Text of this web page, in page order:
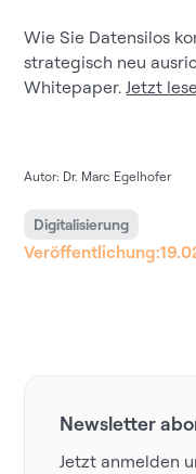
Wie Sie Datensilos
strategisch neu
Whitepaper.Jetzt
Autor: Dr. Marc Egelhofer
Digitalisierung
Veröffentlichung:
Newsletter
Jetzt anmelden